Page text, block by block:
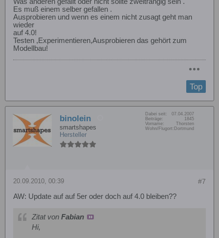
Was anderen gefällt oder nicht sollte zweitrangig sein .
Es muß einem selber gefallen .
Ausprobieren und wenn es einem nicht zusagt geht man
wieder
auf 4.0!
Testen ,Experimentieren,Ausprobieren das gehört zum
Modellbau!
Top
binolein
smartshapes
Hersteller
Dabei seit:
07.04.2007
Beiträge:
1845
Vorname:
Thorsten
Wohn/Flugort: Dortmund
#7
20.09.2010, 00:39
AW: Update auf auf 5er oder doch auf 4.0 bleiben??
Zitat von Fabian
Hi,